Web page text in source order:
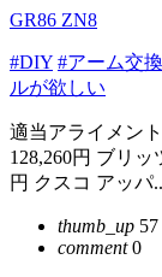
GR86 ZN8
#DIY #アーム交換
ルが欲しい
適当アライメン
128,260円 ブリ
円 クスコ アッパ
thumb_up 57
comment0